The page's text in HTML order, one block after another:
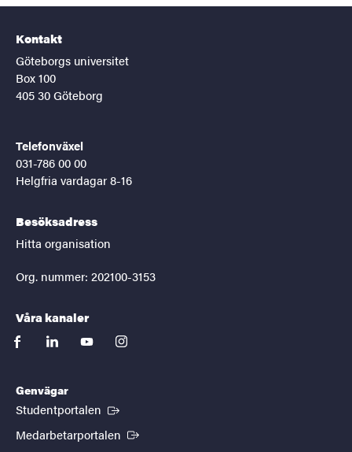
Kontakt
Göteborgs universitet
Box 100
405 30 Göteborg
Telefonväxel
031-786 00 00
Helgfria vardagar 8-16
Besöksadress
Hitta organisation
Org. nummer: 202100-3153
Våra kanaler
facebooklinkedinyoutubeinstagram
Genvägar
Studentportalen (Extern länk)
Medarbetarportalen (Extern länk)